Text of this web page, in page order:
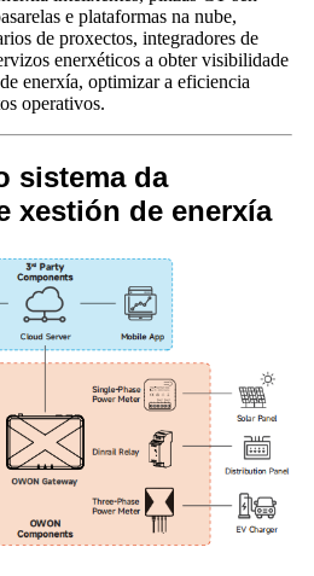
e plataformas na nube,
de proxectos, integradores de
enerxéticos a obter visibilidade
enerxía, optimizar a eficiencia
operativos.
sistema da
xestión de enerxía